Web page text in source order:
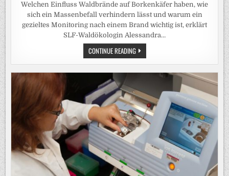
Welchen Einfluss Waldbrände auf Borkenkäfer haben, wie
sich ein Massenbefall verhindern lässt und warum ein
gezieltes Monitoring nach einem Brand wichtig ist, erklärt
SLF-Waldökologin Alessandra…
CONTINUE READING«WALDBRÄNDE
KÖNNEN
BÄUME
ZUSÄTZLICH
STRESSEN.»